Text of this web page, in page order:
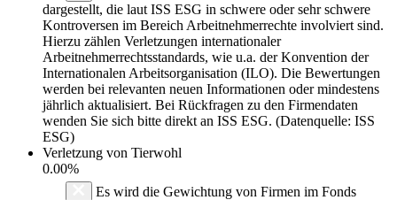
dargestellt, die laut ISS ESG in schwere oder sehr schwere
Kontroversen im Bereich Arbeitnehmerrechte involviert sind.
Hierzu zählen Verletzungen internationaler
Arbeitnehmerrechtsstandards, wie u.a. der Konvention der
Internationalen Arbeitsorganisation (ILO). Die Bewertungen
werden bei relevanten neuen Informationen oder mindestens
jährlich aktualisiert. Bei Rückfragen zu den Firmendaten
wenden Sie sich bitte direkt an ISS ESG. (Datenquelle: ISS
ESG)
Verletzung von Tierwohl
0.00%
Es wird die Gewichtung von Firmen im Fonds